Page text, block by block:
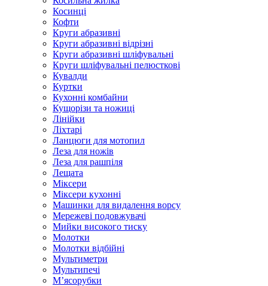
Косинці
Кофти
Круги абразивні
Круги абразивні відрізні
Круги абразивні шліфувальні
Круги шліфувальні пелюсткові
Кувалди
Куртки
Кухонні комбайни
Кущорізи та ножиці
Лінійки
Ліхтарі
Ланцюги для мотопил
Леза для ножів
Леза для рашпіля
Лещата
Міксери
Міксери кухонні
Машинки для видалення ворсу
Мережеві подовжувачі
Мийки високого тиску
Молотки
Молотки відбійні
Мультиметри
Мультипечі
М’ясорубки